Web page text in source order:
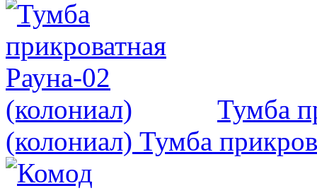
Тумба
(колониал) Тумба